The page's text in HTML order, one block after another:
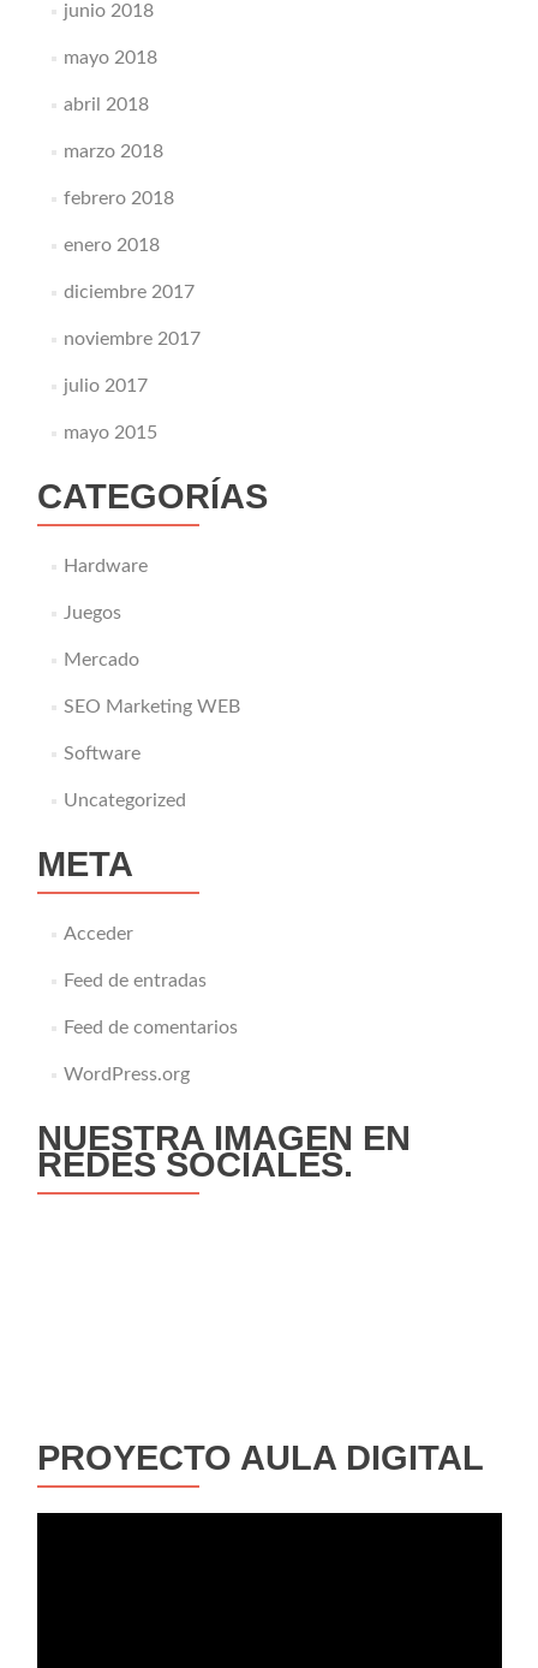
junio 2018
mayo 2018
abril 2018
marzo 2018
febrero 2018
enero 2018
diciembre 2017
noviembre 2017
julio 2017
mayo 2015
CATEGORÍAS
Hardware
Juegos
Mercado
SEO Marketing WEB
Software
Uncategorized
META
Acceder
Feed de entradas
Feed de comentarios
WordPress.org
NUESTRA IMAGEN EN
REDES SOCIALES.
PROYECTO AULA DIGITAL